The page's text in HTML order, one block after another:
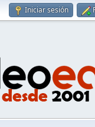
Iniciar sesión